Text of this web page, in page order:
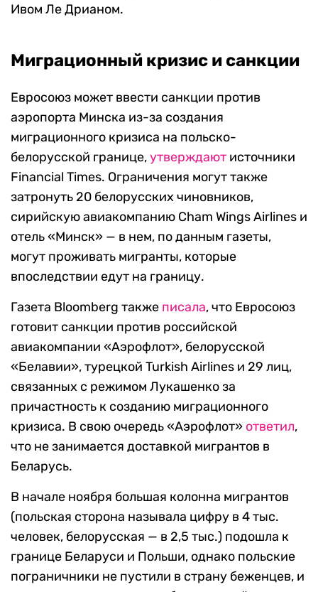
Ивом Ле Дрианом.
Миграционный кризис и санкции
Евросоюз может ввести санкции против
аэропорта Минска из-за создания
миграционного кризиса на польско-
белорусской границе,утверждают источники
Financial Times. Ограничения могут также
затронуть 20 белорусских чиновников,
сирийскую авиакомпанию Cham Wings Airlines и
отель «Минск» — в нем, по данным газеты,
могут проживать мигранты, которые
впоследствии едут на границу.
Газета Bloomberg также писала, что Евросоюз
готовит санкции против российской
авиакомпании «Аэрофлот», белорусской
«Белавии», турецкой Turkish Airlines и 29 лиц,
связанных с режимом Лукашенко за
причастность к созданию миграционного
кризиса. В свою очередь «Аэрофлот» ответил,
что не занимается доставкой мигрантов в
Беларусь.
В начале ноября большая колонна мигрантов
(польская сторона называла цифру в 4 тыс.
человек, белорусская — в 2,5 тыс.) подошла к
границе Беларуси и Польши, однако польские
пограничники не пустили в страну беженцев, и